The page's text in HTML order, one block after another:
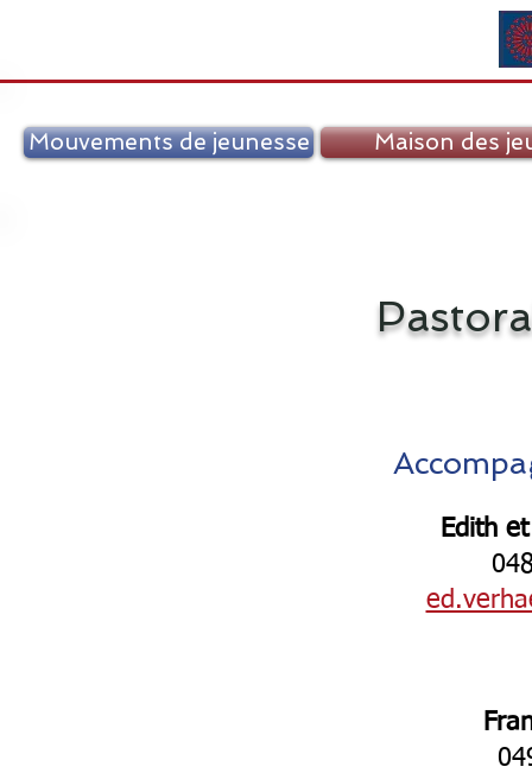
Mouvements de jeunesse Maison des
Edith